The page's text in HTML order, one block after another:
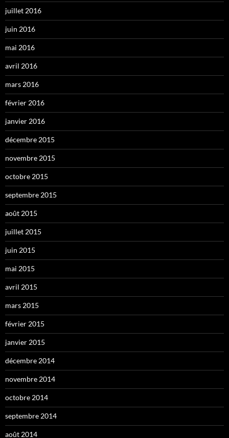
juillet 2016
juin 2016
mai 2016
avril 2016
mars 2016
février 2016
janvier 2016
décembre 2015
novembre 2015
octobre 2015
septembre 2015
août 2015
juillet 2015
juin 2015
mai 2015
avril 2015
mars 2015
février 2015
janvier 2015
décembre 2014
novembre 2014
octobre 2014
septembre 2014
août 2014